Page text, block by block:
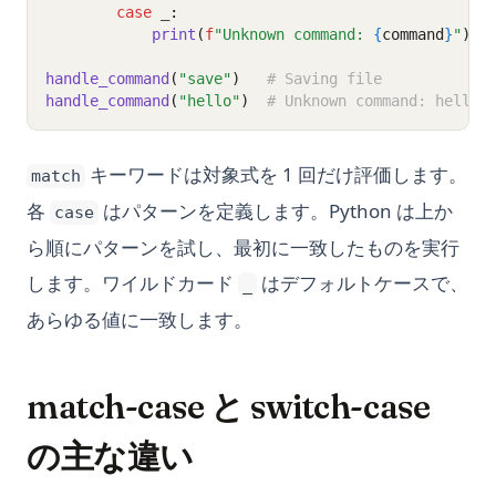
case
:
print (f"Unknown command: {command}")
handle_command ( "save")
# Saving file
handle_command ( "hello") # Unknown command: hello
match キーワードは対象式を 1 回だけ評価します。
各 case はパターンを定義します。Python は上か
ら順にパターンを試し、最初に一致したものを実行
します。ワイルドカード
はデフォルトケースで、
あらゆる値に一致します。
match-case と switch-case
の主な違い